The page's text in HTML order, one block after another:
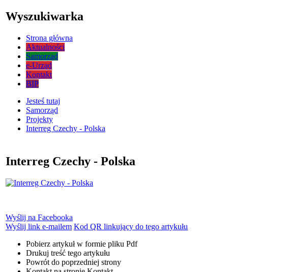
Wyszukiwarka
Strona główna
Aktualności
Samorząd
e-Urząd
Kontakt
BIP
Jesteś tutaj
Samorząd
Projekty
Interreg Czechy - Polska
Interreg Czechy - Polska
Wyślij na Facebooka
Wyślij link e-mailem Kod QR linkujący do tego artykułu
Pobierz artykuł w formie pliku Pdf
Drukuj treść tego artykułu
Powrót do poprzedniej strony